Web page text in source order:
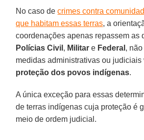
No caso decrimes contra
que habitam essas terras, a
coordenações apenas repassem as
Polícias Civil , Militar e Federal ,
medidas administrativas ou judiciais
proteção dos povos indígenas.
A única exceção para essas
de terras indígenas cuja proteção é
meio de ordem judicial.